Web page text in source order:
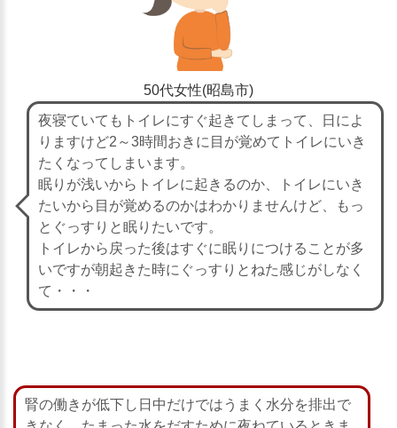
50代女性(昭島市)
夜寝ていてもトイレにすぐ起きてしまって、日によ
りますけど2～3時間おきに目が覚めてトイレにいき
たくなってしまいます。
眠りが浅いからトイレに起きるのか、トイレにいき
たいから目が覚めるのかはわかりませんけど、もっ
とぐっすりと眠りたいです。
トイレから戻った後はすぐに眠りにつけることが多
いですが朝起きた時にぐっすりとねた感じがしなく
て・・・
腎の働きが低下し日中だけではうまく水分を排出で